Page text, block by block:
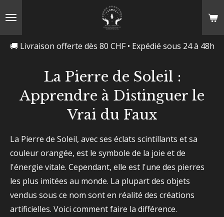
🚚 Livraison offerte dès 80 CHF • Expédié sous 24 à 48h
La Pierre de Soleil :
Apprendre à Distinguer le
Vrai du Faux
La Pierre de Soleil, avec ses éclats scintillants et sa
couleur orangée, est le symbole de la joie et de
l'énergie vitale. Cependant, elle est l'une des pierres
les plus imitées au monde. La plupart des objets
vendus sous ce nom sont en réalité des créations
artificielles. Voici comment faire la différence.